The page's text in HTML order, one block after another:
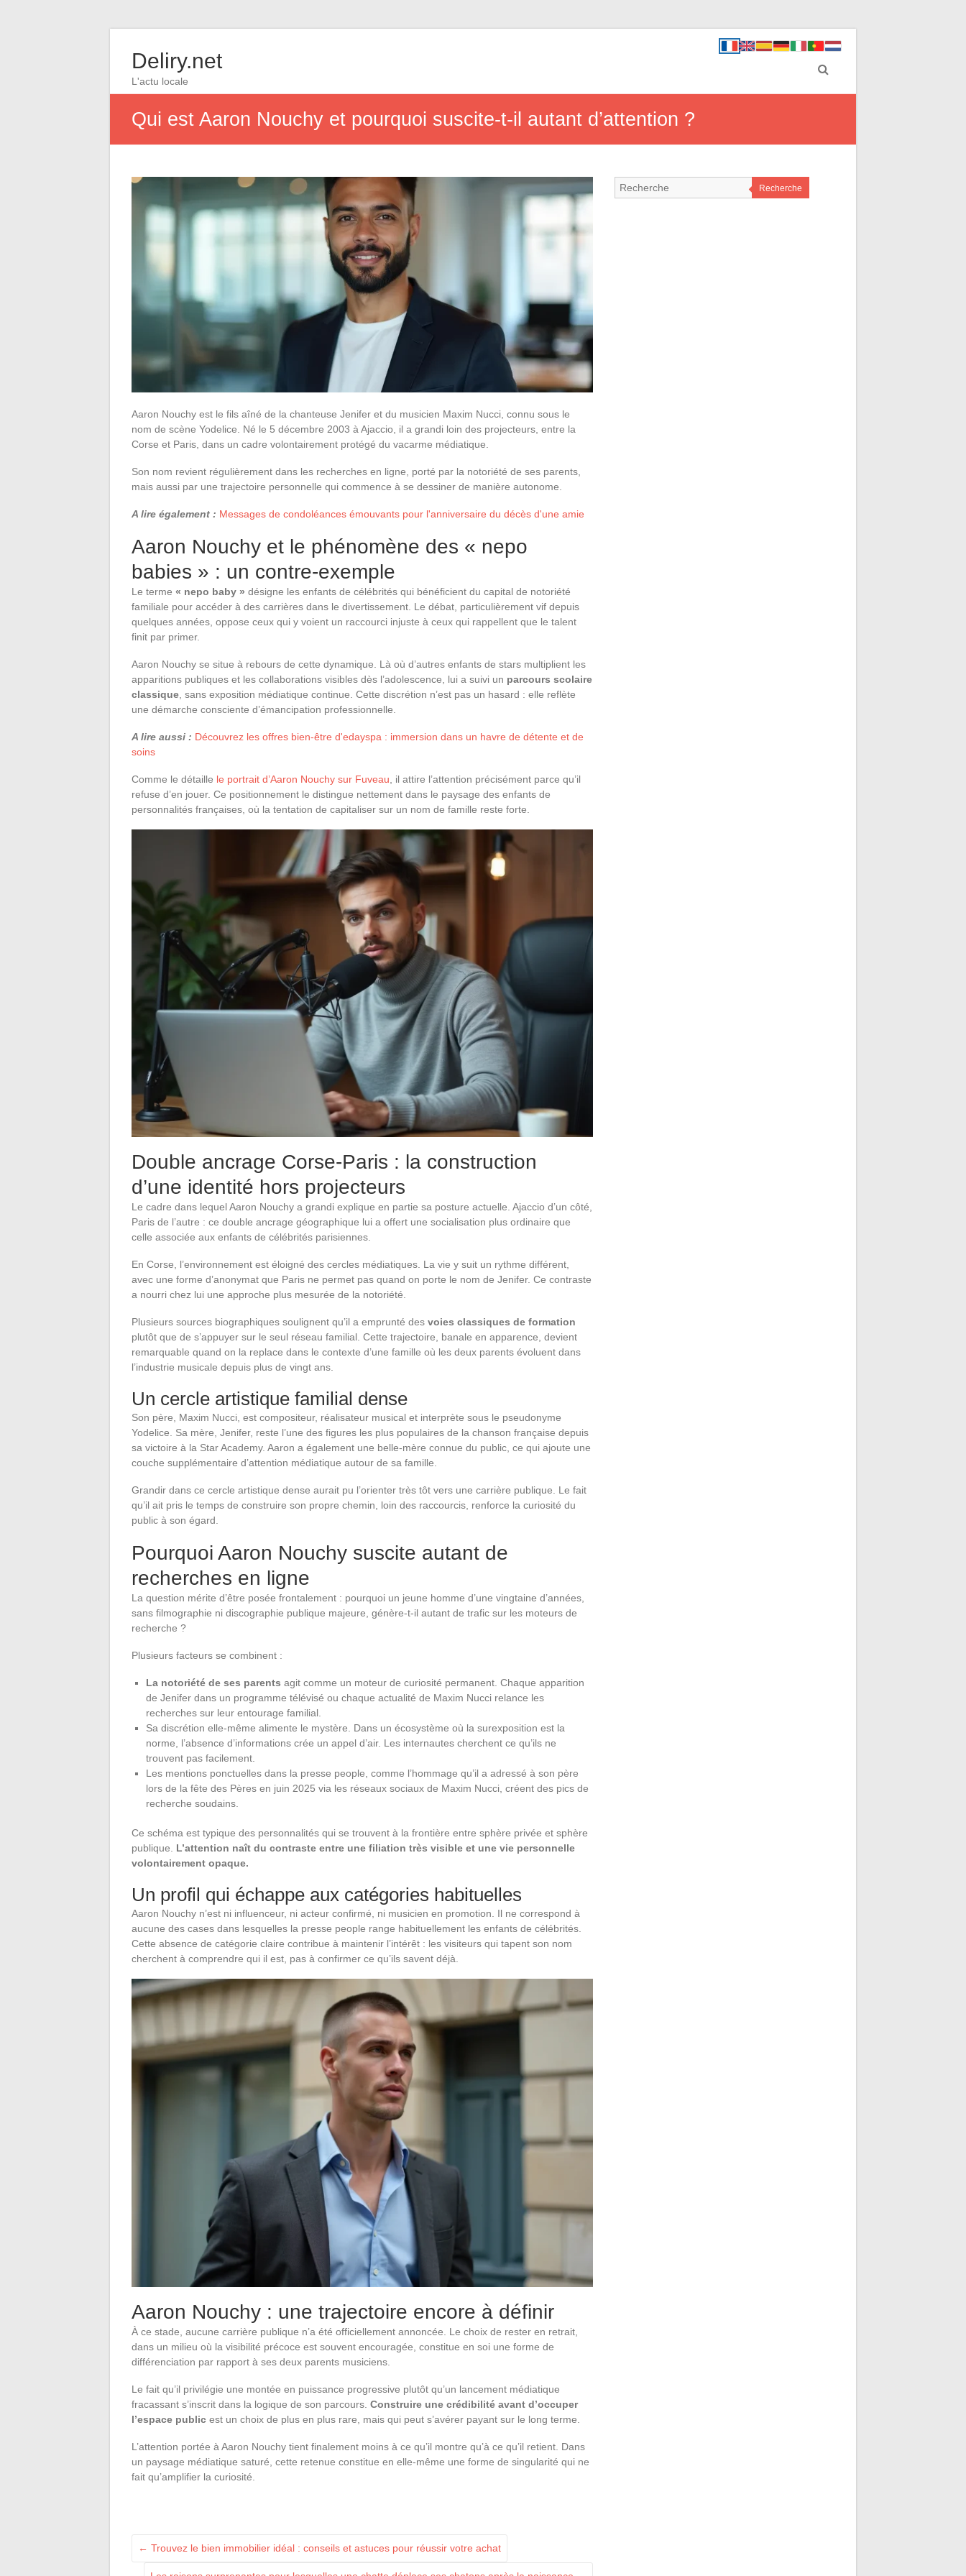
Deliry.net
L'actu locale
Qui est Aaron Nouchy et pourquoi suscite-t-il autant d’attention ?
Aaron Nouchy est le fils aîné de la chanteuse Jenifer et du musicien Maxim Nucci, connu sous le
nom de scène Yodelice. Né le 5 décembre 2003 à Ajaccio, il a grandi loin des projecteurs, entre la
Corse et Paris, dans un cadre volontairement protégé du vacarme médiatique.
Son nom revient régulièrement dans les recherches en ligne, porté par la notoriété de ses parents,
mais aussi par une trajectoire personnelle qui commence à se dessiner de manière autonome.
A lire également : Messages de condoléances émouvants pour l'anniversaire du décès d'une amie
Aaron Nouchy et le phénomène des « nepo
babies » : un contre-exemple
Le terme « nepo baby » désigne les enfants de célébrités qui bénéficient du capital de notoriété
familiale pour accéder à des carrières dans le divertissement. Le débat, particulièrement vif depuis
quelques années, oppose ceux qui y voient un raccourci injuste à ceux qui rappellent que le talent
finit par primer.
Aaron Nouchy se situe à rebours de cette dynamique. Là où d’autres enfants de stars multiplient les
apparitions publiques et les collaborations visibles dès l’adolescence, lui a suivi un parcours scolaire
classique , sans exposition médiatique continue. Cette discrétion n’est pas un hasard : elle reflète
une démarche consciente d’émancipation professionnelle.
A lire aussi : Découvrez les offres bien-être d'edayspa : immersion dans un havre de détente et de
soins
Comme le détaille le portrait d’Aaron Nouchy sur Fuveau , il attire l’attention précisément parce qu’il
refuse d’en jouer. Ce positionnement le distingue nettement dans le paysage des enfants de
personnalités françaises, où la tentation de capitaliser sur un nom de famille reste forte.
Double ancrage Corse-Paris : la construction
d’une identité hors projecteurs
Le cadre dans lequel Aaron Nouchy a grandi explique en partie sa posture actuelle. Ajaccio d’un côté,
Paris de l’autre : ce double ancrage géographique lui a offert une socialisation plus ordinaire que
celle associée aux enfants de célébrités parisiennes.
En Corse, l’environnement est éloigné des cercles médiatiques. La vie y suit un rythme différent,
avec une forme d’anonymat que Paris ne permet pas quand on porte le nom de Jenifer. Ce contraste
a nourri chez lui une approche plus mesurée de la notoriété.
Plusieurs sources biographiques soulignent qu’il a emprunté des voies classiques de formation
plutôt que de s’appuyer sur le seul réseau familial. Cette trajectoire, banale en apparence, devient
remarquable quand on la replace dans le contexte d’une famille où les deux parents évoluent dans
l’industrie musicale depuis plus de vingt ans.
Un cercle artistique familial dense
Son père, Maxim Nucci, est compositeur, réalisateur musical et interprète sous le pseudonyme
Yodelice. Sa mère, Jenifer, reste l’une des figures les plus populaires de la chanson française depuis
sa victoire à la Star Academy. Aaron a également une belle-mère connue du public, ce qui ajoute une
couche supplémentaire d’attention médiatique autour de sa famille.
Grandir dans ce cercle artistique dense aurait pu l’orienter très tôt vers une carrière publique. Le fait
qu’il ait pris le temps de construire son propre chemin, loin des raccourcis, renforce la curiosité du
public à son égard.
Pourquoi Aaron Nouchy suscite autant de
recherches en ligne
La question mérite d’être posée frontalement : pourquoi un jeune homme d’une vingtaine d’années,
sans filmographie ni discographie publique majeure, génère-t-il autant de trafic sur les moteurs de
recherche ?
Plusieurs facteurs se combinent :
La notoriété de ses parents agit comme un moteur de curiosité permanent. Chaque apparition
de Jenifer dans un programme télévisé ou chaque actualité de Maxim Nucci relance les
recherches sur leur entourage familial.
Sa discrétion elle-même alimente le mystère. Dans un écosystème où la surexposition est la
norme, l’absence d’informations crée un appel d’air. Les internautes cherchent ce qu’ils ne
trouvent pas facilement.
Les mentions ponctuelles dans la presse people, comme l’hommage qu’il a adressé à son père
lors de la fête des Pères en juin 2025 via les réseaux sociaux de Maxim Nucci, créent des pics de
recherche soudains.
Ce schéma est typique des personnalités qui se trouvent à la frontière entre sphère privée et sphère
publique. L’attention naît du contraste entre une filiation très visible et une vie personnelle
volontairement opaque.
Un profil qui échappe aux catégories habituelles
Aaron Nouchy n’est ni influenceur, ni acteur confirmé, ni musicien en promotion. Il ne correspond à
aucune des cases dans lesquelles la presse people range habituellement les enfants de célébrités.
Cette absence de catégorie claire contribue à maintenir l’intérêt : les visiteurs qui tapent son nom
cherchent à comprendre qui il est, pas à confirmer ce qu’ils savent déjà.
Aaron Nouchy : une trajectoire encore à définir
À ce stade, aucune carrière publique n’a été officiellement annoncée. Le choix de rester en retrait,
dans un milieu où la visibilité précoce est souvent encouragée, constitue en soi une forme de
différenciation par rapport à ses deux parents musiciens.
Le fait qu’il privilégie une montée en puissance progressive plutôt qu’un lancement médiatique
fracassant s’inscrit dans la logique de son parcours. Construire une crédibilité avant d’occuper
l’espace public est un choix de plus en plus rare, mais qui peut s’avérer payant sur le long terme.
L’attention portée à Aaron Nouchy tient finalement moins à ce qu’il montre qu’à ce qu’il retient. Dans
un paysage médiatique saturé, cette retenue constitue en elle-même une forme de singularité qui ne
fait qu’amplifier la curiosité.
← Trouvez le bien immobilier idéal : conseils et astuces pour réussir votre achat
Recherche